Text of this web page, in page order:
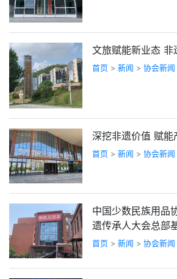
文旅赋能新业态 非
首页 > 新闻 > 协会新闻
深挖非遗价值 赋能
首页 > 新闻 > 协会新闻
中国少数民族用品
遗传承人大会总部
首页 > 新闻 > 协会新闻